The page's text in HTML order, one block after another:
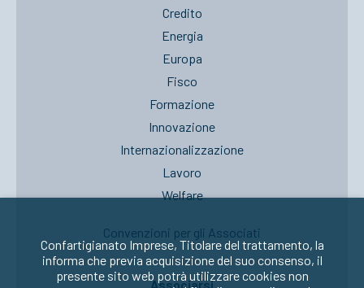
Credito
Energia
Europa
Fisco
Formazione
Innovazione
Internazionalizzazione
Lavoro
Welfare
Convenzioni per gli Associati
Associarsi
Confartigianato Imprese, Titolare del trattamento, la
informa che previa acquisizione del suo consenso, il
presente sito web potrà utilizzare cookies non